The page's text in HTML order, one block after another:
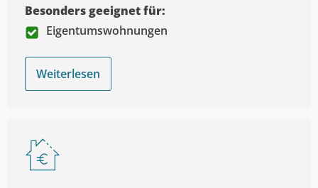
Besonders geeignet für:
Eigentumswohnungen
Weiterlesen